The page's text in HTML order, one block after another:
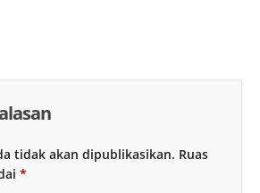
tidak akan dipublikasikan. Ruas
*